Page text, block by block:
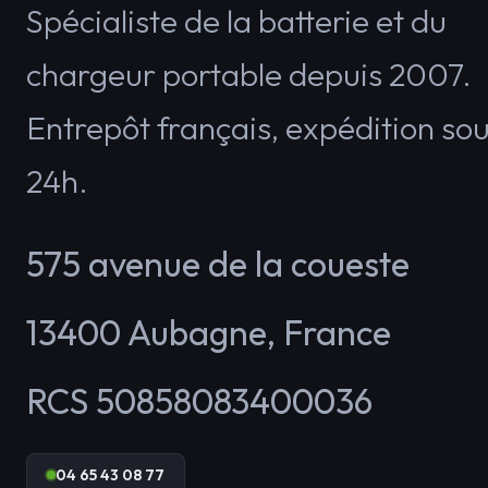
Spécialiste de la batterie et du
chargeur portable depuis 2007.
Entrepôt français, expédition
24h.
575 avenue de la coueste
13400 Aubagne, France
RCS 50858083400036
04 65 43 08 77